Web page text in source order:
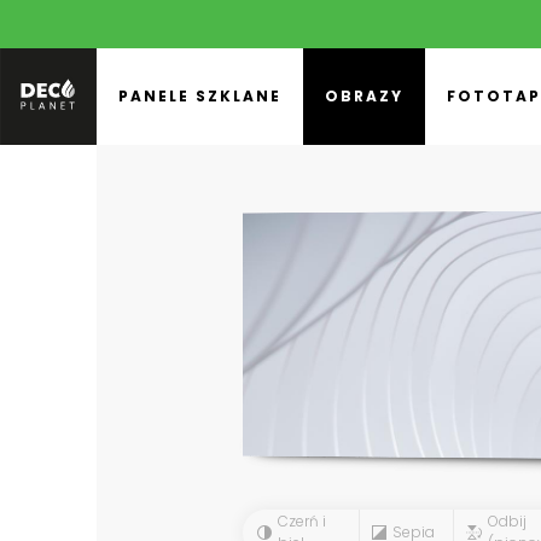
PANELE SZKLANE OBRAZY
Czerń i
Sepia
Odbij